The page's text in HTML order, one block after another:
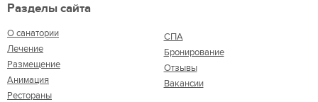
Разделы сайта
О санатории
Лечение
Размещение
Анимация
Рестораны
СПА
Бронирование
Отзывы
Вакансии